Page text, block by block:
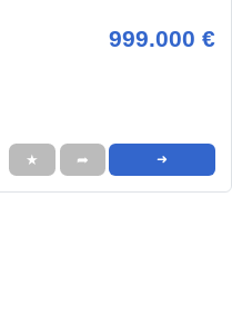
999.000 €
★ ➦ ➜